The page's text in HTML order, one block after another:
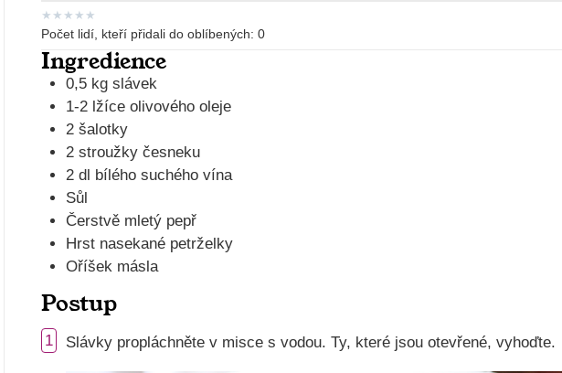
★ ★ ★ ★ ★
Počet lidí, kteří přidali do oblíbených: 0
Ingredience
0,5 kg slávek
1-2 lžíce olivového oleje
2 šalotky
2 stroužky česneku
2 dl bílého suchého vína
Sůl
Čerstvě mletý pepř
Hrst nasekané petrželky
Oříšek másla
Postup
1 Slávky propláchněte v misce s vodou. Ty, které jsou otevřené, vyhoďte.